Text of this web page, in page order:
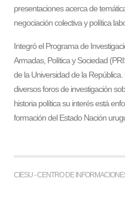
presentaciones acerca de
negociación colectiva y política
Integró el Programa de
Armadas, Política y Sociedad
de la Universidad de la
diversos foros de investigación
historia política su interés está
formación del Estado Nación
CIESU - CENTRO DE